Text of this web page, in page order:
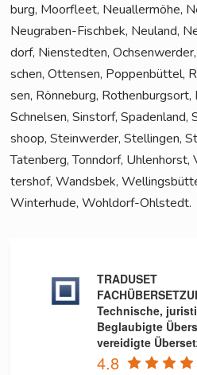
burg, Moor­fleet, Neu­al­ler­mö­he,
Neu­gra­ben-Fisch­bek, Neu­land,
dorf, Nien­sted­ten,
schen, Otten­sen, Pop­pen­büt­tel,
sen, Rön­ne­burg, Rothen­burg­sort,
Schnel­sen, Sinstorf,
shoop, Stein­wer­der, Stel­lin­gen,
Taten­berg, Tonn­dorf,
ters­hof, Wands­bek,
Win­ter­hu­de, Wohldorf-Ohlstedt.
TRADUSET
Technische,
Beglaubigte
vereidigte
4.8